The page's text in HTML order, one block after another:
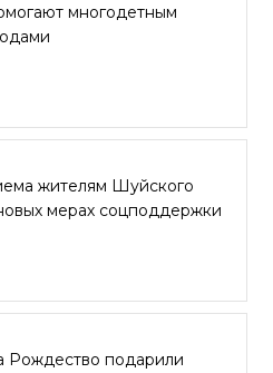
многодетным
жителям Шуйского
мерах соцподдержки
Рождество подарили